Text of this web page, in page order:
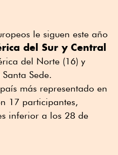
le siguen este año
del Sur y Central
del Norte (16) y
Sede.
más representado en
17 participantes,
inferior a los 28 de